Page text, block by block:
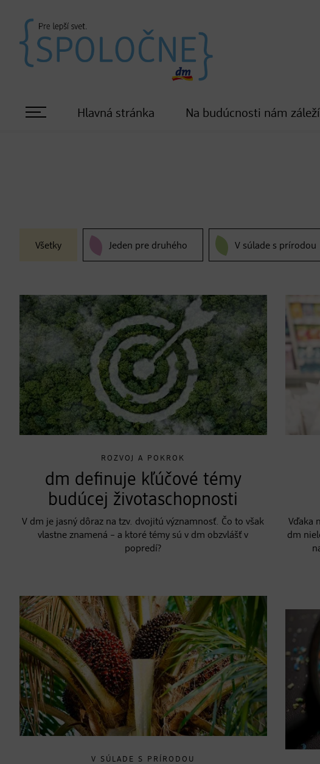
Hlavná stránka Na budúcnosti nám záleží
Všetky Jeden pre druhého V súlade s prírodou
ROZVOJ A POKROK
dm definuje kľúčové témy
budúcej životaschopnosti
V dm je jasný dôraz na tzv. dvojitú významnosť. Čo to však
vlastne znamená – a ktoré témy sú v dm obzvlášť v
popredí?
V SÚLADE S PRÍRODOU
Vďaka
dm